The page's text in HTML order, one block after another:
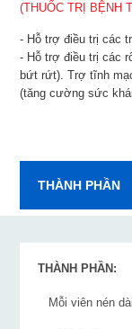
(THUỐC TRỊ BỆNH
- Hỗ trợ điều trị các
- Hỗ trợ điều trị các
bứt rứt). Trợ tĩnh
(tăng cường sức
THÀNH PHẦN
THÀNH PHẦN:
Mỗi viên nén